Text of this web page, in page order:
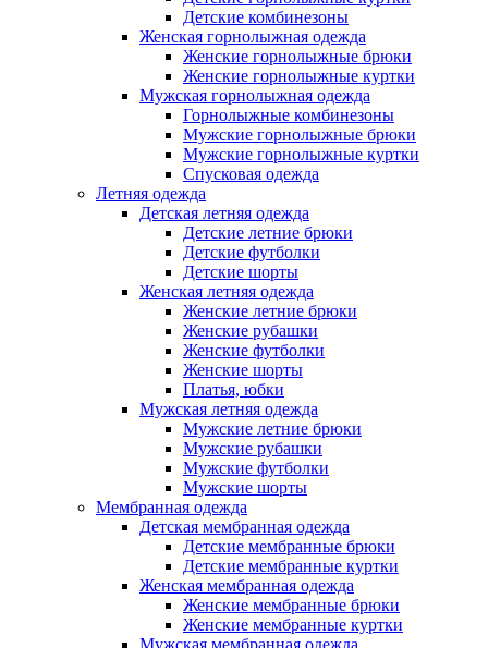
Детские комбинезоны
Женская горнолыжная одежда
Женские горнолыжные брюки
Женские горнолыжные куртки
Мужская горнолыжная одежда
Горнолыжные комбинезоны
Мужские горнолыжные брюки
Мужские горнолыжные куртки
Спусковая одежда
Летняя одежда
Детская летняя одежда
Детские летние брюки
Детские футболки
Детские шорты
Женская летняя одежда
Женские летние брюки
Женские рубашки
Женские футболки
Женские шорты
Платья, юбки
Мужская летняя одежда
Мужские летние брюки
Мужские рубашки
Мужские футболки
Мужские шорты
Мембранная одежда
Детская мембранная одежда
Детские мембранные брюки
Детские мембранные куртки
Женская мембранная одежда
Женские мембранные брюки
Женские мембранные куртки
Мужская мембранная одежда